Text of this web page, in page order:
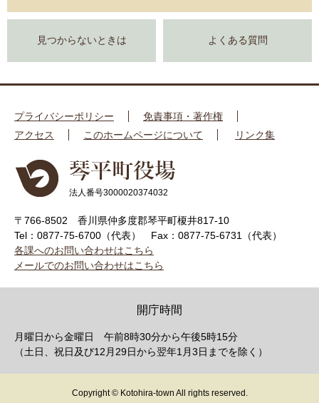
見つからないときは よくある質問
プライバシーポリシー
免責事項・著作権
アクセス
このホームページについて リンク集
法人番号3000020374032
〒766-8502 香川県仲多度郡琴平町榎井817-10
Tel：0877-75-6700（代表）
Fax：0877-75-6731（代表）
各課へのお問い合わせはこちら
メールでのお問い合わせはこちら
開庁時間
月曜日から金曜日 午前8時30分から午後5時15分
（土日、祝日及び12月29日から翌年1月3日までを除く）
Copyright © Kotohira-town All rights reserved.